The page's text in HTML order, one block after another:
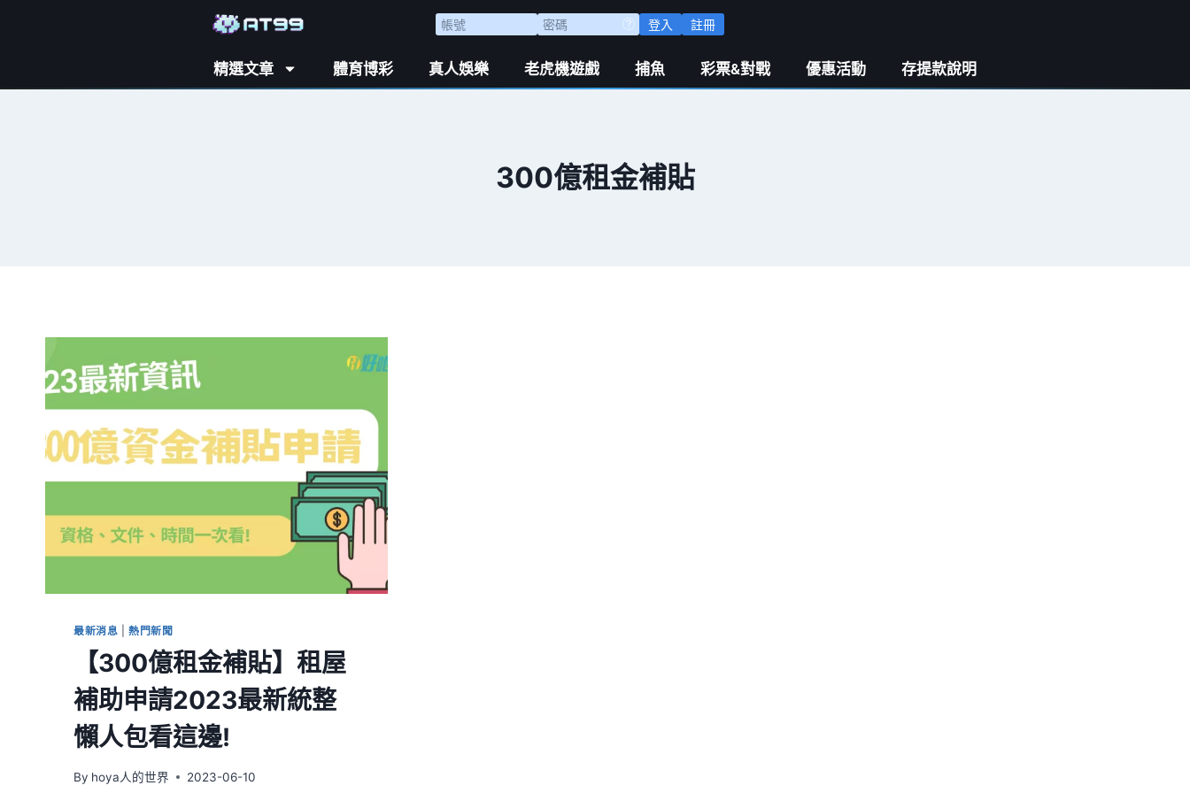
登入 註冊
精選文章 體育博彩 真人娛樂 老虎機遊戲 捕魚 彩票&對戰 優惠活動 存提款說明
300億租金補貼
最新消息 |熱門新聞
【300億租金補貼】租屋
補助申請2023最新統整
懶人包看這邊!
By hoya人的世界 2023-06-10